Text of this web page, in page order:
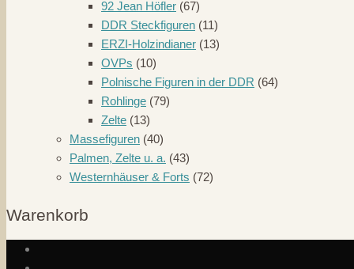
92 Jean Höfler (67)
DDR Steckfiguren (11)
ERZI-Holzindianer (13)
OVPs (10)
Polnische Figuren in der DDR (64)
Rohlinge (79)
Zelte (13)
Massefiguren (40)
Palmen, Zelte u. a. (43)
Westernhäuser & Forts (72)
Warenkorb